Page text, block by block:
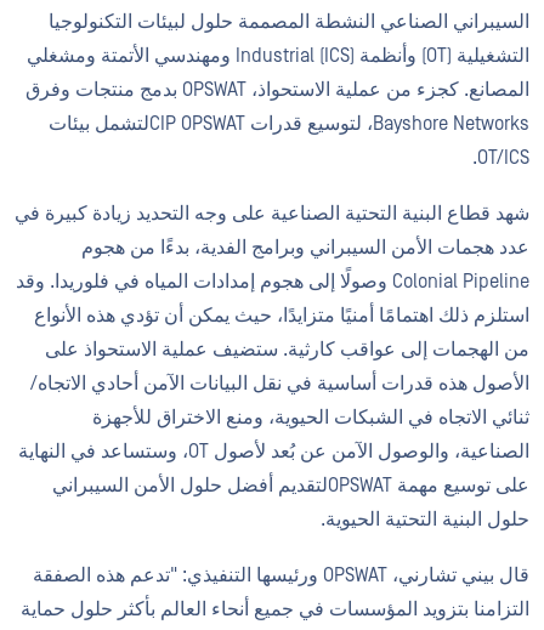
السيبراني الصناعي النشطة المصممة حلول لبيئات التكنولوجيا
التشغيلية (OT) وأنظمة Industrial (ICS) ومهندسي الأتمتة ومشغلي
المصانع. كجزء من عملية الاستحواذ، OPSWAT بدمج منتجات وفرق
Bayshore Networks، لتوسيع قدرات CIP OPSWATلتشمل بيئات
OT/ICS.
شهد قطاع البنية التحتية الصناعية على وجه التحديد زيادة كبيرة في
عدد هجمات الأمن السيبراني وبرامج الفدية، بدءًا من هجوم
Colonial Pipeline وصولًا إلى هجوم إمدادات المياه في فلوريدا. وقد
استلزم ذلك اهتمامًا أمنيًا متزايدًا، حيث يمكن أن تؤدي هذه الأنواع
من الهجمات إلى عواقب كارثية. ستضيف عملية الاستحواذ على
الأصول هذه قدرات أساسية في نقل البيانات الآمن أحادي الاتجاه/
ثنائي الاتجاه في الشبكات الحيوية، ومنع الاختراق للأجهزة
الصناعية، والوصول الآمن عن بُعد لأصول OT، وستساعد في النهاية
على توسيع مهمة OPSWATلتقديم أفضل حلول الأمن السيبراني
حلول البنية التحتية الحيوية.
قال بيني تشارني، OPSWAT ورئيسها التنفيذي: "تدعم هذه الصفقة
التزامنا بتزويد المؤسسات في جميع أنحاء العالم بأكثر حلول حماية